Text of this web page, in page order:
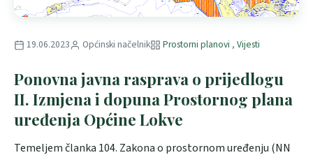
19.06.2023 Općinski načelnik Prostorni planovi , Vijesti
Ponovna javna rasprava o prijedlogu
II. Izmjena i dopuna Prostornog plana
uređenja Općine Lokve
Temeljem članka 104. Zakona o prostornom uređenju (NN